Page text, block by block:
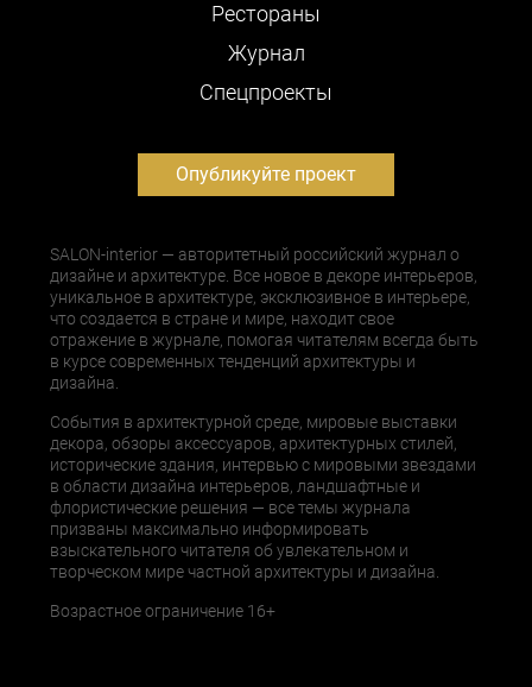
Рестораны
Журнал
Cпецпроекты
Опубликуйте проект
SALON-interior — авторитетный российский журнал о
дизайне и архитектуре. Все новое в декоре интерьеров,
уникальное в архитектуре, эксклюзивное в интерьере,
что создается в стране и мире, находит свое
отражение в журнале, помогая читателям всегда быть
в курсе современных тенденций архитектуры и
дизайна.
События в архитектурной среде, мировые выставки
декора, обзоры аксессуаров, архитектурных стилей,
исторические здания, интервью с мировыми звездами
в области дизайна интерьеров, ландшафтные и
флористические решения — все темы журнала
призваны максимально информировать
взыскательного читателя об увлекательном и
творческом мире частной архитектуры и дизайна.
Возрастное ограничение 16+